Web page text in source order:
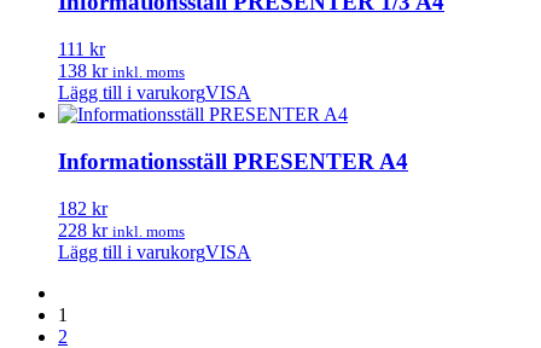
111 kr
138 kr inkl. moms
Lägg till i varukorgVISA
Informationsställ PRESENTER A4
182 kr
228 kr inkl. moms
Lägg till i varukorgVISA
1
2